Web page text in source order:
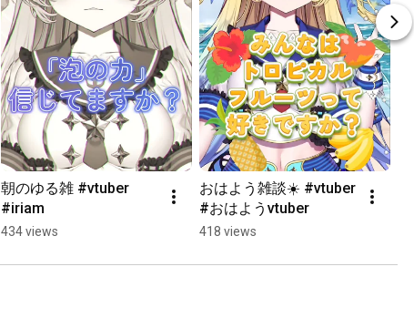
朝のゆる雑 #vtuber
#iriam
434 views
おはよう雑談☀️ #vtuber
#おはようvtuber
418 views